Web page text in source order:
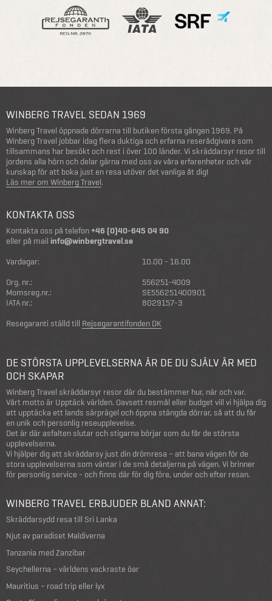
WINBERG TRAVEL SEDAN 1969
Winberg Travel öppnade dörrarna till butiken första gången 1969. På
Winberg Travel jobbar idag flera duktiga och erfarna reserådgivare som
tillsammans har besökt och rest i över 100 länder. Vi skräddarsyr resor till
jordens alla hörn och delar gärna med oss av våra erfarenheter och vår
kunskap för att boka just en resa utöver det vanliga åt dig!
Läs mer om Winberg Travel.
KONTAKTA OSS
Kontakta oss på telefon+46 (0)40-645 04 90
eller på mail info@winbergtravel.se
Vardagar:
10.00 - 16.00
Org. nr.:
556251-4009
Momsreg.nr.:
SE556251400901
IATA nr.:
8029157-3
Resegaranti ställd till Rejsegarantifonden DK
DE STÖRSTA UPPLEVELSERNA ÄR DE DU SJÄLV ÄR MED
OCH SKAPAR
Winberg Travel skräddarsyr resor där du bestämmer hur, när och var.
Vårt motto är Upptäck världen. Oavsett resmål eller budget vill vi hjälpa dig
att upptäcka ett lands särprägel och öppna stängda dörrar, så att du får
en unik och personlig reseupplevelse.
Det är där asfalten slutar och stigarna börjar som du får de största
upplevelserna.
Vi hjälper dig att skräddarsy just din drömresa – att bana vägen för de
stora upplevelserna som väntar i de små detaljerna på vägen. Vi brinner
för personlig service - och finns där för dig före, under och efter resan.
WINBERG TRAVEL ERBJUDER BLAND ANNAT:
Skräddarsydd resa till Sri Lanka
Njut av paradiset Maldiverna
Tanzania med Zanzibar
Seychellerna – världens vackraste öar
Mauritius – road trip eller lyx